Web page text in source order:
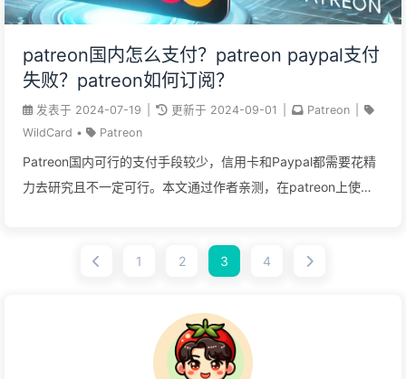
patreon国内怎么支付？patreon paypal支付
失败？patreon如何订阅？
发表于 2024-07-19 更新于 2024-09-01 Patreon
WildCard • Patreon
Patreon国内可行的支付手段较少，信用卡和Paypal都需要花精
力去研究且不一定可行。本文通过作者亲测，在patreon上使用
1 2 3 4